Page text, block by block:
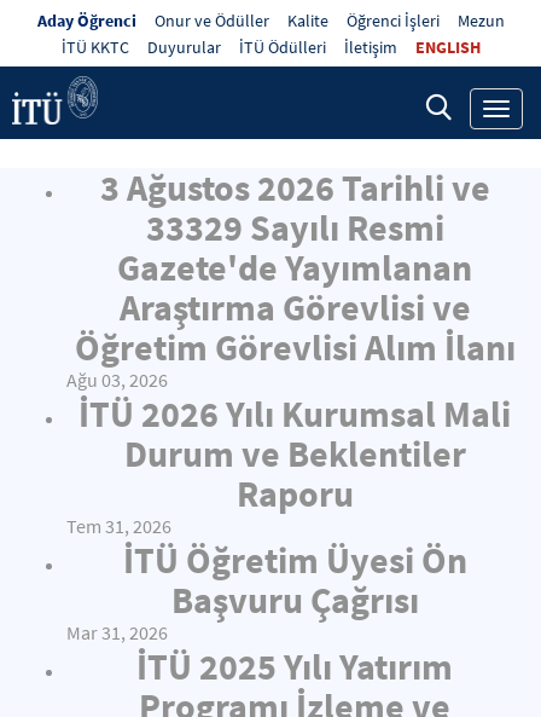
Aday Öğrenci Onur ve Ödüller Kalite Öğrenci İşleri
Mezun
İTÜ KKTC
Duyurular İTÜ Ödülleri İletişim ENGLISH
3 Ağustos 2026 Tarihli ve
33329 Sayılı Resmi
Gazete'de Yayımlanan
Araştırma Görevlisi ve
Öğretim Görevlisi Alım İlanı
Ağu 03, 2026
İTÜ 2026 Yılı Kurumsal Mali
Durum ve Beklentiler
Raporu
Tem 31, 2026
İTÜ Öğretim Üyesi Ön
Başvuru Çağrısı
Mar 31, 2026
İTÜ 2025 Yılı Yatırım
Programı İzleme ve